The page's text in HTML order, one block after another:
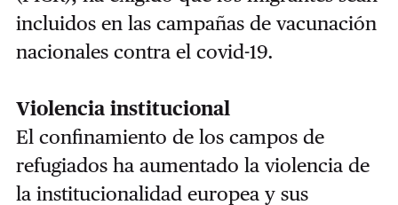
incluidos en las campañas de vacunación
nacionales contra el covid-19.
Violencia institucional
El confinamiento de los campos de
refugiados ha aumentado la violencia de
la institucionalidad europea y sus